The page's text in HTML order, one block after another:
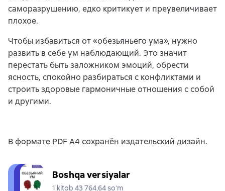
саморазрушению, едко критикует и преувеличивает
плохое.
Чтобы избавиться от «обезьяньего ума», нужно
развить в себе ум наблюдающий. Это значит
перестать быть заложником эмоций, обрести
ясность, спокойно разбираться с конфликтами и
строить здоровые гармоничные отношения с собой
и другими.
В формате PDF A4 сохранён издательский дизайн.
Boshqa versiyalar
1 kitob 43 764,64 soʻm